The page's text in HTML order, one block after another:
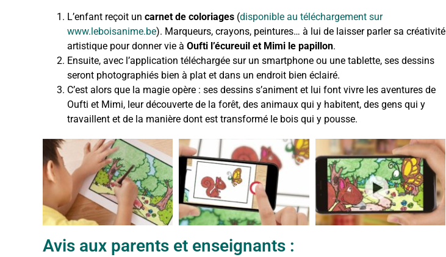
L’enfant reçoit un carnet de coloriages (disponible au téléchargement sur
www.leboisanime.be). Marqueurs, crayons, peintures… à lui de laisser parler sa créativité
artistique pour donner vie à Oufti l’écureuil et Mimi le papillon.
Ensuite, avec l’application téléchargée sur un smartphone ou une tablette, ses dessins
seront photographiés bien à plat et dans un endroit bien éclairé.
C’est alors que la magie opère : ses dessins s’animent et lui font vivre les aventures de
Oufti et Mimi, leur découverte de la forêt, des animaux qui y habitent, des gens qui y
travaillent et de la manière dont est transformé le bois qui y pousse.
Avis aux parents et enseignants :